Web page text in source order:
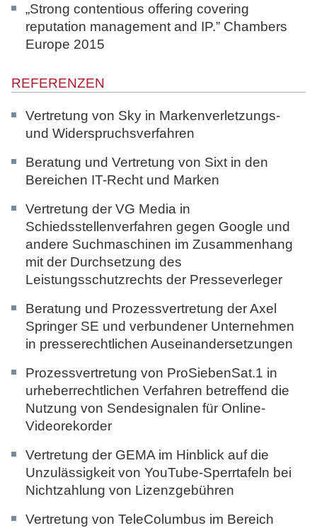
„Strong contentious offering covering
reputation management and IP.” Chambers
Europe 2015
REFERENZEN
Vertretung von Sky in Markenverletzungs-
und Widerspruchsverfahren
Beratung und Vertretung von Sixt in den
Bereichen IT-Recht und Marken
Vertretung der VG Media in
Schiedsstellenverfahren gegen Google und
andere Suchmaschinen im Zusammenhang
mit der Durchsetzung des
Leistungsschutzrechts der Presseverleger
Beratung und Prozessvertretung der Axel
Springer SE und verbundener Unternehmen
in presserechtlichen Auseinandersetzungen
Prozessvertretung von ProSiebenSat.1 in
urheberrechtlichen Verfahren betreffend die
Nutzung von Sendesignalen für Online-
Videorekorder
Vertretung der GEMA im Hinblick auf die
Unzulässigkeit von YouTube-Sperrtafeln bei
Nichtzahlung von Lizenzgebühren
Vertretung von TeleColumbus im Bereich